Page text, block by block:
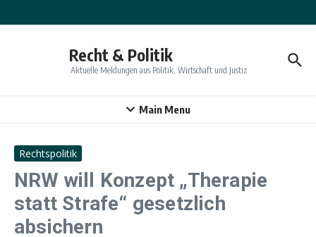
Recht & Politik
Aktuelle Meldungen aus Politik, Wirtschaft und Justiz
Main Menu
Rechtspolitik
NRW will Konzept „Therapie
statt Strafe“ gesetzlich
absichern